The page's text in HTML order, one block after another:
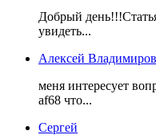
Добрый
увидеть...
Алексей
меня интересует
af68 что...
Сергей